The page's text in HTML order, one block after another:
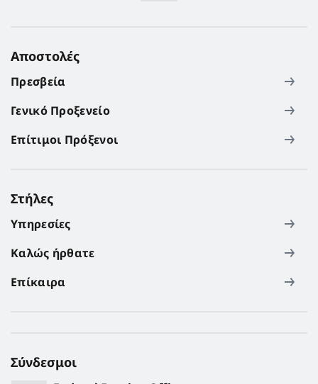
Αποστολές
Πρεσβεία
Γενικό Προξενείο
Επίτιμοι Πρόξενοι
Στήλες
Υπηρεσίες
Καλώς ήρθατε
Επίκαιρα
Σύνδεσμοι